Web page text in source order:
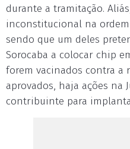
durante a tramitação.
inconstitucional na
sendo que um deles
Sorocaba a colocar chip
forem vacinados contra a
aprovados, haja ações na
contribuinte para